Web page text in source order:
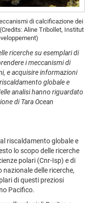
di calcificazione dei
Aline Tribollet, Institut
ricerche su esemplari di
i meccanismi di
e acquisire informazioni
globale e
analisi hanno riguardato
di Tara Ocean
riscaldamento globale e
lo scopo delle ricerche
polari (Cnr-Isp) e di
delle ricerche,
di questi preziosi
Pacifico.